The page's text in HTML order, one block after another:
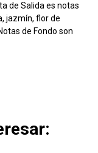
de Salida es notas
jazmín, flor de
de Fondo son